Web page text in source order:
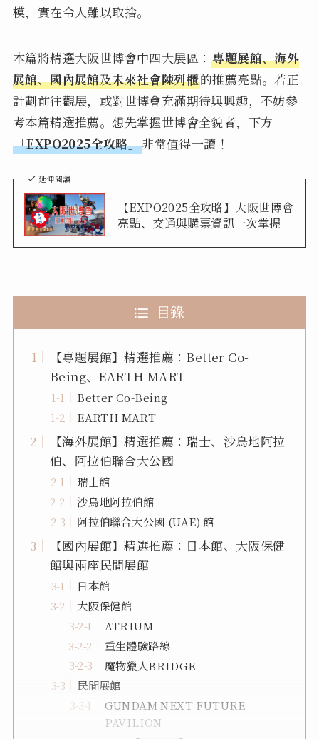
模，實在令人難以取捨。
本篇將精選大阪世博會中四大展區：專題展館、海外
展館、國內展館及未來社會陳列櫃的推薦亮點。若正
計劃前往觀展，或對世博會充滿期待與興趣，不妨參
考本篇精選推薦。想先掌握世博會全貌者，下方
「EXPO2025全攻略」非常值得一讀！
延伸閱讀
【EXPO2025全攻略】大阪世博會
亮點、交通與購票資訊一次掌握
目錄
【專題展館】精選推薦：Better Co-
Being、EARTH MART
Better Co-Being
EARTH MART
【海外展館】精選推薦：瑞士、沙烏地阿拉
伯、阿拉伯聯合大公國
瑞士館
沙烏地阿拉伯館
阿拉伯聯合大公國 (UAE) 館
【國內展館】精選推薦：日本館、大阪保健
館與兩座民間展館
日本館
大阪保健館
ATRIUM
重生體驗路線
魔物獵人BRIDGE
民間展館
GUNDAM NEXT FUTURE
PAVILION